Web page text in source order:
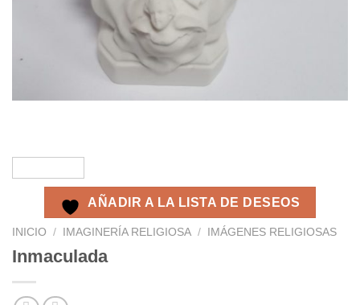
AÑADIR A LA LISTA DE DESEOS
INICIO / IMAGINERÍA RELIGIOSA / IMÁGENES RELIGIOSAS
Inmaculada